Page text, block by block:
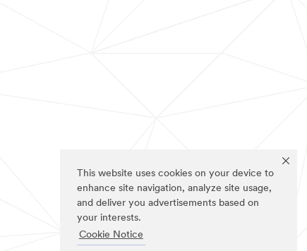
This website uses cookies on your device to
enhance site navigation, analyze site usage,
and deliver you advertisements based on
your interests.
Cookie Notice